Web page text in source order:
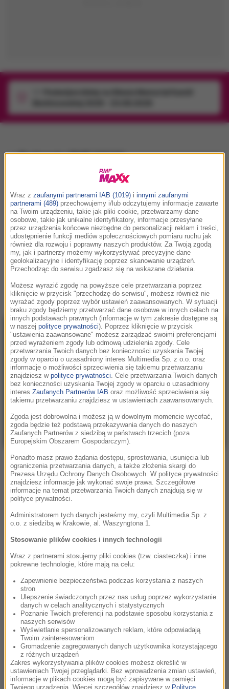
‹ Podcasty RMF MAXX
Coś Fajnego
W gąszczu informacji selekcjonujemy dla specjalnie dla
Ciebie ciekawostki, które pozwolą Ci zapomnieć o natłoku
zdarzeń. Czy pingwiny mają kolana? Jak śpią delfiny? Mimo,
że nikt nie prosił, każdy tego potrzebował.
Subskrybuj Podcast
Coś Fajnego - Zakochana
Warszawa
Play
00:00
Mute
Podziel się:
Wszystkie odcinki (17):
Coś Fajnego - Którego jest
Dzień Mamy
Coś Fajnego -
Odziedziczyłam wiedzę O
Wszystkim
01:29
Coś Fajnego - Wycieczki na
00:43
Wraz z zaufanymi partnerami IAB (1019) i innymi zaufanymi
partnerami (489) przechowujemy i/lub odczytujemy informacje zawarte
na Twoim urządzeniu, takie jak pliki cookie, przetwarzamy dane
osobowe, takie jak unikalne identyfikatory, informacje przesyłane
przez urządzenia końcowe niezbędne do personalizacji reklam i treści,
udostępnienie funkcji mediów społecznościowych pomiaru ruchu jak
również dla rozwoju i poprawny naszych produktów. Za Twoją zgodą
my, jak i partnerzy możemy wykorzystywać precyzyjne dane
geolokalizacyjne i identyfikację poprzez skanowanie urządzeń.
Przechodząc do serwisu zgadzasz się na wskazane działania.
Możesz wyrazić zgodę na powyższe cele przetwarzania poprzez
kliknięcie w przycisk "przechodzę do serwisu", możesz również nie
wyrażać zgody poprzez wybór ustawień zaawansowanych. W sytuacji
braku zgody będziemy przetwarzać dane osobowe w innych celach na
innych podstawach prawnych (informacje w tym zakresie dostępne są
w naszej polityce prywatności). Poprzez kliknięcie w przycisk
"ustawienia zaawansowane" możesz zarządzać swoimi preferencjami
przed wyrażeniem zgody lub odmową udzielenia zgody. Cele
przetwarzania Twoich danych bez konieczności uzyskania Twojej
zgody w oparciu o uzasadniony interes Multimedia Sp. z o.o. oraz
informacje o możliwości sprzeciwienia się takiemu przetwarzaniu
znajdziesz w polityce prywatności . Cele przetwarzania Twoich danych
bez konieczności uzyskania Twojej zgody w oparciu o uzasadniony
interes Zaufanych Partnerów IAB oraz możliwość sprzeciwienia się
takiemu przetwarzaniu znajdziesz w ustawieniach zaawansowanych.
Zgoda jest dobrowolna i możesz ją w dowolnym momencie wycofać,
zgoda będzie też podstawą przekazywania danych do naszych
Zaufanych Partnerów z siedzibą w państwach trzecich (poza
Europejskim Obszarem Gospodarczym).
Ponadto masz prawo żądania dostępu, sprostowania, usunięcia lub
ograniczenia przetwarzania danych, a także złożenia skargi do
Prezesa Urzędu Ochrony Danych Osobowych. W polityce prywatności
znajdziesz informacje jak wykonać swoje prawa. Szczegółowe
informacje na temat przetwarzania Twoich danych znajdują się w
polityce prywatności.
Administratorem tych danych jesteśmy my, czyli Multimedia Sp. z
o.o. z siedzibą w Krakowie, al. Waszyngtona 1.
Stosowanie plików cookies i innych technologii
Wraz z partnerami stosujemy pliki cookies (tzw. ciasteczka) i inne
pokrewne technologie, które mają na celu:
Zapewnienie bezpieczeństwa podczas korzystania z naszych
stron
Ulepszenie świadczonych przez nas usług poprzez wykorzystanie
danych w celach analitycznych i statystycznych
Poznanie Twoich preferencji na podstawie sposobu korzystania z
naszych serwisów
Wyświetlanie spersonalizowanych reklam, które odpowiadają
Twoim zainteresowaniom
Gromadzenie zagregowanych danych użytkownika korzystającego
z różnych urządzeń
Zakres wykorzystywania plików cookies możesz określić w
ustawieniach Twojej przeglądarki. Bez wprowadzenia zmian ustawień,
informacje w plikach cookies mogą być zapisywane w pamięci
Twojego urządzenia. Więcej szczegółów znajdziesz w Polityce